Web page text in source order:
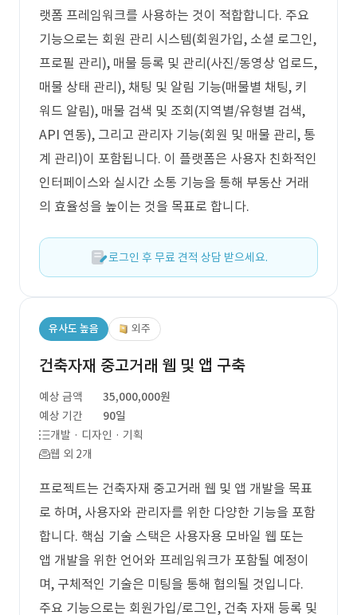
랫폼 프레임워크를 사용하는 것이 적합합니다. 주요
기능으로는 회원 관리 시스템(회원가입, 소셜 로그인,
프로필 관리), 매물 등록 및 관리(사진/동영상 업로드,
매물 상태 관리), 채팅 및 알림 기능(매물별 채팅, 키
워드 알림), 매물 검색 및 조회(지역별/유형별 검색,
API 연동), 그리고 관리자 기능(회원 및 매물 관리, 통
계 관리)이 포함됩니다. 이 플랫폼은 사용자 친화적인
인터페이스와 실시간 소통 기능을 통해 부동산 거래
의 효율성을 높이는 것을 목표로 합니다.
로그인 후 무료 견적 상담 받으세요.
유사도 높음 외주
건축자재 중고거래 웹 및 앱 구축
예상 금액
35,000,000원
예상 기간
90일
개발 · 디자인 · 기획
웹 외 2개
프로젝트는 건축자재 중고거래 웹 및 앱 개발을 목표
로 하며, 사용자와 관리자를 위한 다양한 기능을 포함
합니다. 핵심 기술 스택은 사용자용 모바일 웹 또는
앱 개발을 위한 언어와 프레임워크가 포함될 예정이
며, 구체적인 기술은 미팅을 통해 협의될 것입니다.
주요 기능으로는 회원가입/로그인, 건축 자재 등록 및